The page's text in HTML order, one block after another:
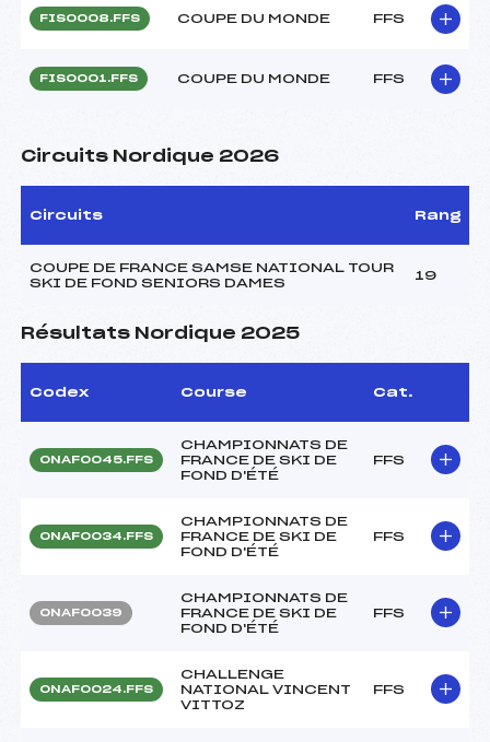
FIS0008.FFS COUPE DU MONDE FFS
FIS0001.FFS COUPE DU MONDE FFS
Circuits Nordique 2026
Circuits Rang
COUPE DE FRANCE SAMSE NATIONAL TOUR
SKI DE FOND SENIORS DAMES
19
Résultats Nordique 2025
Codex Course Cat.
ONAF0045.FFS
CHAMPIONNATS DE
FRANCE DE SKI DE
FOND D'ÉTÉ
FFS
ONAF0034.FFS
CHAMPIONNATS DE
FRANCE DE SKI DE
FOND D'ÉTÉ
FFS
ONAF0039
CHAMPIONNATS DE
FRANCE DE SKI DE
FOND D'ÉTÉ
FFS
ONAF0024.FFS
CHALLENGE
NATIONAL VINCENT
VITTOZ
FFS